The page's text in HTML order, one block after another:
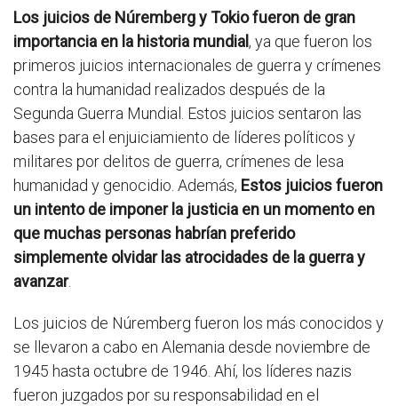
Los juicios de Núremberg y Tokio fueron de gran
importancia en la historia mundial, ya que fueron los
primeros juicios internacionales de guerra y crímenes
contra la humanidad realizados después de la
Segunda Guerra Mundial. Estos juicios sentaron las
bases para el enjuiciamiento de líderes políticos y
militares por delitos de guerra, crímenes de lesa
humanidad y genocidio. Además, Estos juicios fueron
un intento de imponer la justicia en un momento en
que muchas personas habrían preferido
simplemente olvidar las atrocidades de la guerra y
avanzar.
Los juicios de Núremberg fueron los más conocidos y
se llevaron a cabo en Alemania desde noviembre de
1945 hasta octubre de 1946. Ahí, los líderes nazis
fueron juzgados por su responsabilidad en el